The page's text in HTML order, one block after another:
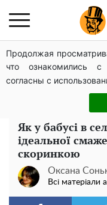
Продолжая
что ознакомились с
согласны с
Чи може Поштова
входу до
Гола Олена Тополя у
щелепи: злив відео
Як у бабусі в
ідеальної
скоринкою
Оксана
Всі матеріали